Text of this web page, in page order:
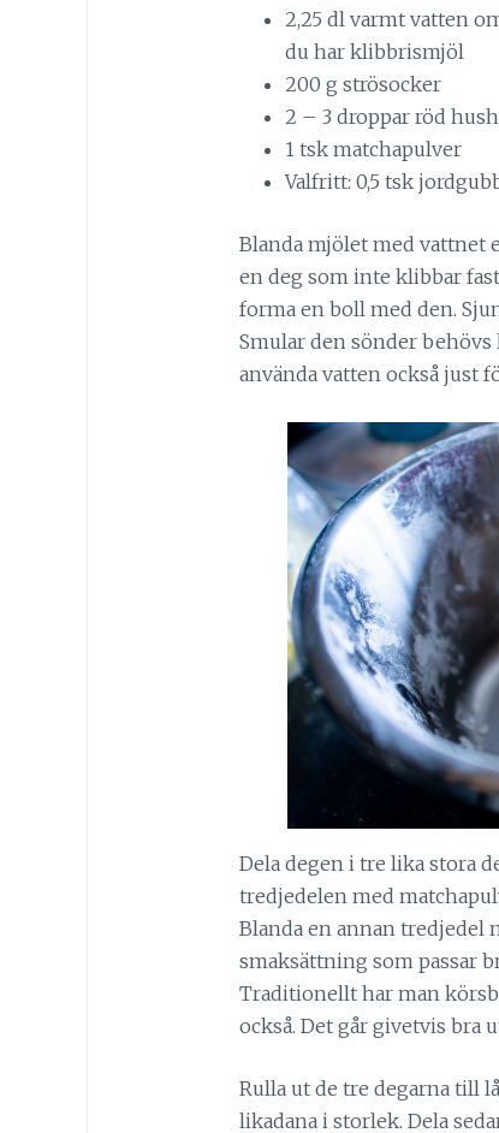
2,25 dl varmt vatten
du har klibbrismjöl
200 g strösocker
2 – 3 droppar röd
1 tsk matchapulver
Valfritt: 0,5 tsk
Blanda mjölet med vattnet
en deg som inte klibbar
forma en boll med den.
Smular den sönder behövs
använda vatten också just
Dela degen i tre lika stora
tredjedelen med
Blanda en annan tredjedel
smaksättning som passar
Traditionellt har man
också. Det går givetvis bra
Rulla ut de tre degarna till
likadana i storlek. Dela